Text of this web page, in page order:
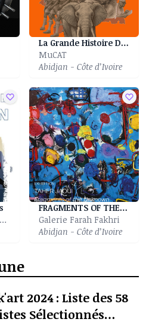
La Grande Histoire Des Eléphants
MuCAT
Abidjan - Côte d’Ivoire
Institut Français de Douala
FRAGMENTS OF THE UNKNOWN
Galerie Farah Fakhri
Abidjan - Côte d’Ivoire
2024 : Liste des 58
Sélectionnés